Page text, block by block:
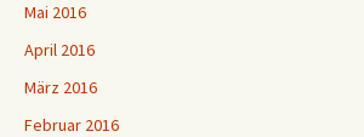
Mai 2016
April 2016
März 2016
Februar 2016